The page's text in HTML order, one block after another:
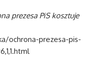
prezesa PiS kosztuje
ochrona-prezesa-pis-